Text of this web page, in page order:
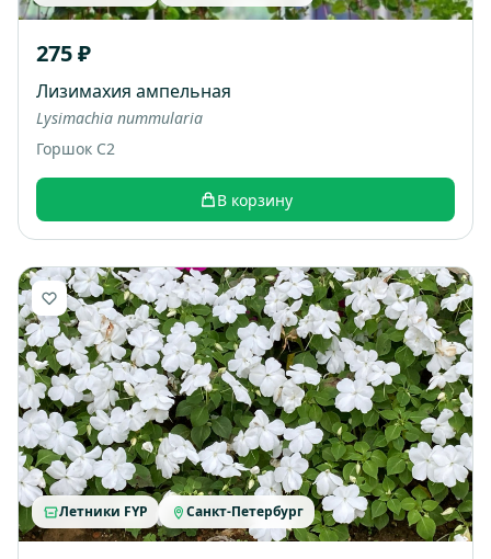
275 ₽
Лизимахия ампельная
Lysimachia nummularia
Горшок С2
В корзину
Летники FYP Санкт-Петербург